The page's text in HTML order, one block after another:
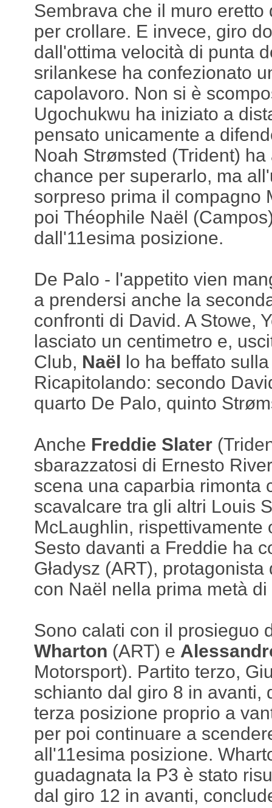
Sembrava che il muro
per crollare. E invece, giro
dall'ottima velocità di punta
srilankese ha confezionato
capolavoro. Non si è
Ugochukwu ha iniziato a
pensato unicamente a
Noah Strømsted (Trident)
chance per superarlo, ma
sorpreso prima il compagno
poi Théophile Naël
dall'11esima posizione.
De Palo - l'appetito vien
a prendersi anche la
confronti di David. A Stowe,
lasciato un centimetro e,
Club, Naël
lo ha beffato
Ricapitolando: secondo
quarto De Palo, quinto
Anche Freddie Slater
sbarazzatosi di Ernesto
scena una caparbia rimonta
scavalcare tra gli altri Louis
McLaughlin, rispettivamente
Sesto davanti a Freddie ha
Gładysz (ART),
con Naël nella prima metà
Sono calati con il prosieguo
Wharton (ART) e
Motorsport). Partito terzo,
schianto dal giro 8 in avanti,
terza posizione proprio a
per poi continuare a
all'11esima posizione.
guadagnata la P3 è stato
dal giro 12 in avanti,